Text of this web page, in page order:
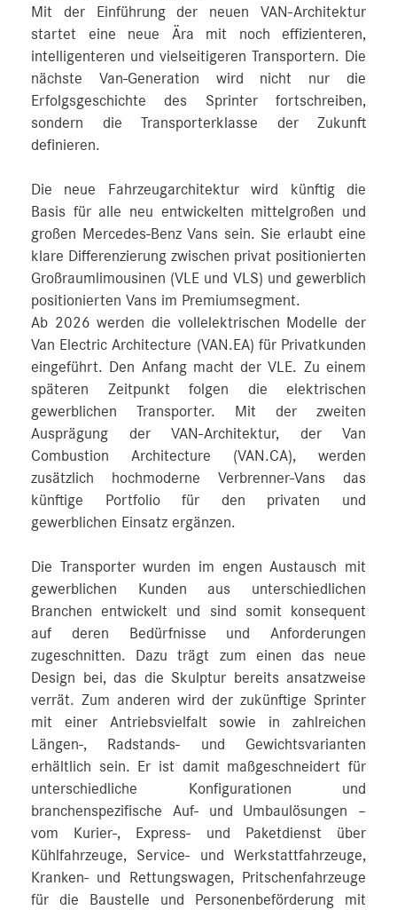
Mit der Einführung der neuen VAN-Architektur
startet eine neue Ära mit noch effizienteren,
intelligenteren und vielseitigeren Transportern. Die
nächste Van-Generation wird nicht nur die
Erfolgsgeschichte des Sprinter fortschreiben,
sondern die Transporterklasse der Zukunft
definieren.
Die neue Fahrzeugarchitektur wird künftig die
Basis für alle neu entwickelten mittelgroßen und
großen Mercedes‑Benz Vans sein. Sie erlaubt eine
klare Differenzierung zwischen privat positionierten
Großraumlimousinen (VLE und VLS) und gewerblich
positionierten Vans im Premiumsegment.
Ab 2026 werden die vollelektrischen Modelle der
Van Electric Architecture (VAN.EA) für Privatkunden
eingeführt. Den Anfang macht der VLE. Zu einem
späteren Zeitpunkt folgen die elektrischen
gewerblichen Transporter. Mit der zweiten
Ausprägung der VAN-Architektur, der Van
Combustion Architecture (VAN.CA), werden
zusätzlich hochmoderne Verbrenner-Vans das
künftige Portfolio für den privaten und
gewerblichen Einsatz ergänzen.
Die Transporter wurden im engen Austausch mit
gewerblichen Kunden aus unterschiedlichen
Branchen entwickelt und sind somit konsequent
auf deren Bedürfnisse und Anforderungen
zugeschnitten. Dazu trägt zum einen das neue
Design bei, das die Skulptur bereits ansatzweise
verrät. Zum anderen wird der zukünftige Sprinter
mit einer Antriebsvielfalt sowie in zahlreichen
Längen-, Radstands- und Gewichtsvarianten
erhältlich sein. Er ist damit maßgeschneidert für
unterschiedliche Konfigurationen und
branchenspezifische Auf- und Umbaulösungen –
vom Kurier-, Express- und Paketdienst über
Kühlfahrzeuge, Service- und Werkstattfahrzeuge,
Kranken- und Rettungswagen, Pritschenfahrzeuge
für die Baustelle und Personenbeförderung mit